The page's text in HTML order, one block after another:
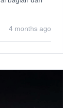
4 months ago